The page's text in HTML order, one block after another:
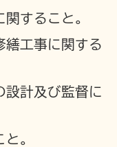
すること。
繕工事に関する
設計及び監督に
。